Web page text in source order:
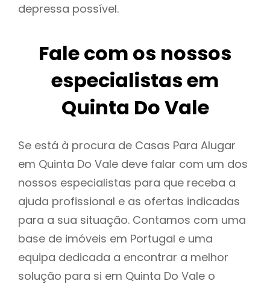
depressa possível.
Fale com os nossos
especialistas em
Quinta Do Vale
Se está à procura de Casas Para Alugar
em Quinta Do Vale deve falar com um dos
nossos especialistas para que receba a
ajuda profissional e as ofertas indicadas
para a sua situação. Contamos com uma
base de imóveis em Portugal e uma
equipa dedicada a encontrar a melhor
solução para si em Quinta Do Vale o